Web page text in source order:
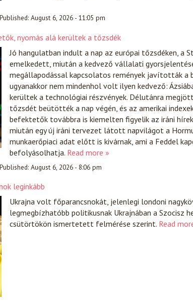
Published: August 6, 2026 - 11:05 pm
nyomás alá kerültek a tőzsdék
Jó hangulatban indult a nap az európai tőzsdéken, a
emelkedett, miután a kedvező vállalati
megállapodással kapcsolatos remények javították a
ugyanakkor nem mindenhol volt ilyen kedvező:
kerültek a technológiai részvények. Délutánra
tőzsdét beütötték a nap végén, és az amerikai
befektetők továbbra is kiemelten figyelik az iráni
miután egy új iráni tervezet látott napvilágot a
munkaerőpiaci adat előtt is kivárnak, ami a Feddel
befolyásolhatja. Read more »
Published: August 6, 2026 - 8:06 pm
leginkább
Ukrajna volt főparancsnokát, jelenlegi londoni
legmegbízhatóbb politikusnak Ukrajnában a Szocisz
csütörtökön ismertetett felmérése szerint. Read